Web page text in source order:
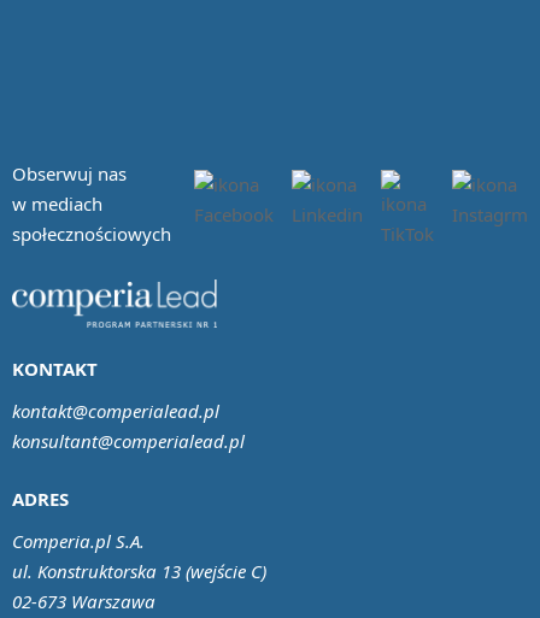
Obserwuj nas
w mediach
społecznościowych
ADRES
Comperia.pl S.A.
ul. Konstruktorska 13 (wejście C)
02-673 Warszawa
KONTAKT
kontakt@comperialead.pl
konsultant@comperialead.pl